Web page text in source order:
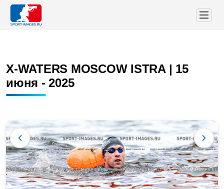
X-WATERS MOSCOW ISTRA | 15
июня - 2025